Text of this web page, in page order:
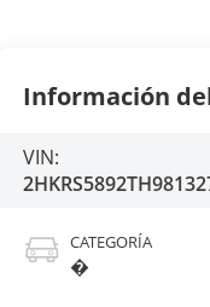
Información
VIN:
CATEGORÍA
�